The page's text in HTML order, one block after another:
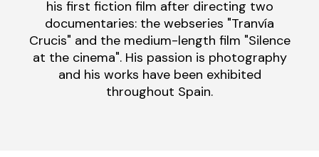
his first fiction film after directing two
documentaries: the webseries "Tranvía
Crucis" and the medium-length film "Silence
at the cinema". His passion is photography
and his works have been exhibited
throughout Spain.